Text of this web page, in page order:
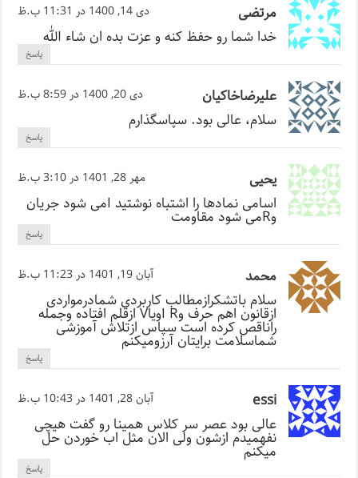
مرتضی دی 14, 1400 در 11:31 ب.ظ
خدا شما رو حفظ کنه و عزت بده ان شاء الله
پاسخ
علیرضاخاکیان دی 20, 1400 در 8:59 ب.ظ
سلام، عالی بود. سپاسگذارم
پاسخ
یحیی مهر 28, 1401 در 3:10 ب.ظ
اسامی نمادها را اشتباه نوشتید Iمی شود جریان
وRمی شود مقاومت
پاسخ
محمد آبان 19, 1401 در 11:23 ب.ظ
سلام باتشکرازمطالب کاربردی شمادرمواردی
ازقانون اهم حرف وI RویاV ازقلم افتاده وجمله
راناقص کرده است سپاس ازتلاش آموزشی
شماسلامت برایتان آرزومیکنم
پاسخ
essi آبان 28, 1401 در 10:43 ب.ظ
عالی بود عصر سر کلاس همینا رو گفت هیچی
نفهمیدم ازشون ولی الان مثل اب خوردن حل
میکنم
پاسخ